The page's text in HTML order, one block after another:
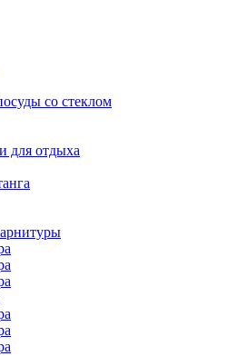
со стеклом
для отдыха